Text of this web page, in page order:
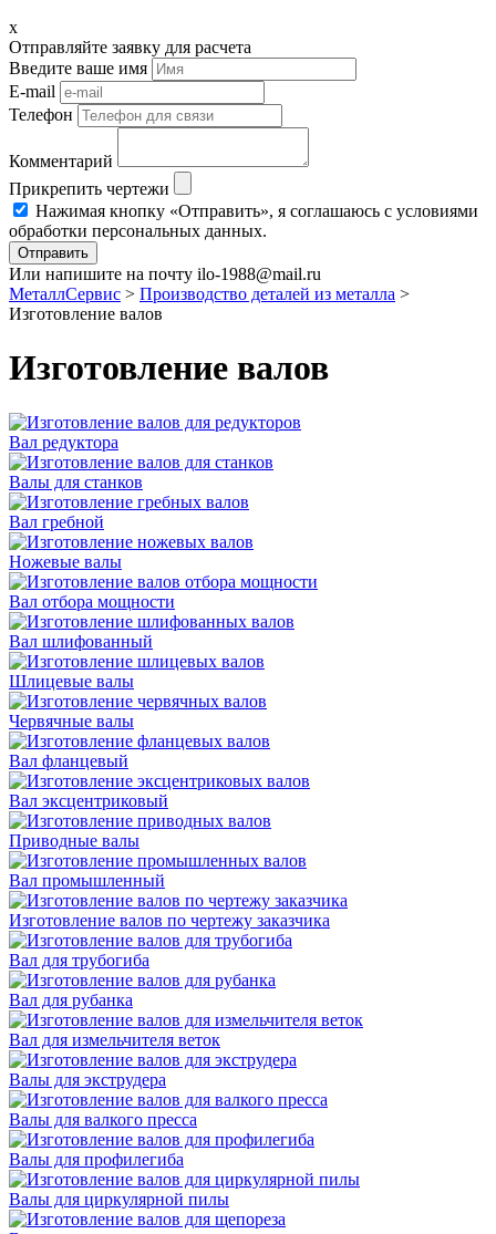
x
Отправляйте заявку для расчета
Введите ваше имя
E-mail
Телефон
Комментарий
Прикрепить чертежи
Нажимая кнопку «Отправить», я соглашаюсь с условиями
обработки персональных данных.
Отправить
Или напишите на почту ilo-1988@mail.ru
МеталлСервис > Производство деталей из металла >
Изготовление валов
Изготовление валов
Вал редуктора
Валы для станков
Вал гребной
Ножевые валы
Вал отбора мощности
Вал шлифованный
Шлицевые валы
Червячные валы
Вал фланцевый
Вал эксцентриковый
Приводные валы
Вал промышленный
Изготовление валов по чертежу заказчика
Вал для трубогиба
Вал для рубанка
Вал для измельчителя веток
Валы для экструдера
Валы для валкого пресса
Валы для профилегиба
Валы для циркулярной пилы